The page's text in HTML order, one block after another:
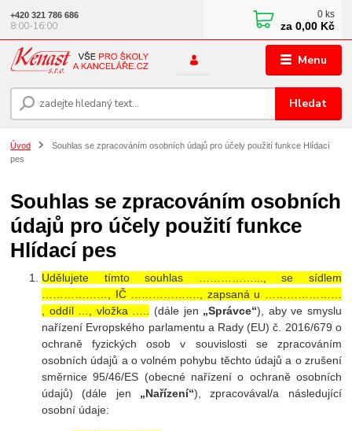
Menu
Hledat
+420 321 786 686
8:00-16:00
0 ks
za 0,00 Kč
Úvod
Souhlas se zpracováním osobních údajů pro účely použití funkce Hlídací
pes
Souhlas se zpracováním osobních
údajů pro účely použití funkce
Hlídací pes
Udělujete tímto souhlas ……………..., se sídlem
………………, IČ ………………., zapsaná u …………………
, oddíl …, vložka …..
(dále jen „Správce“), aby ve smyslu
nařízení Evropského parlamentu a Rady (EU) č. 2016/679 o
ochraně fyzických osob v souvislosti se zpracováním
osobních údajů a o volném pohybu těchto údajů a o zrušení
směrnice 95/46/ES (obecné nařízení o ochraně osobních
údajů) (dále jen „Nařízení“), zpracovával/a následující
osobní údaje: